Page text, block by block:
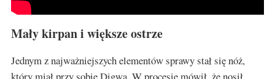
Mały kirpan i większe ostrze
Jednym z najważniejszych elementów sprawy stał się nóż,
który miał przy sobie Digwa. W procesie mówił, że nosił